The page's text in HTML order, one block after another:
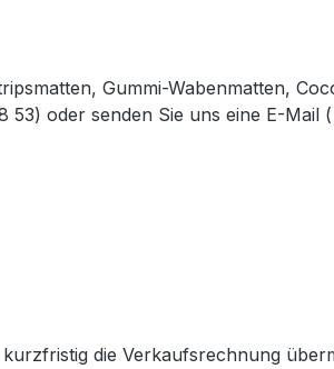
Gummi-Wabenmatten,
53) oder senden Sie uns eine E-Mail (
die Verkaufsrechnung